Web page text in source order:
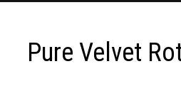
Pure Velvet